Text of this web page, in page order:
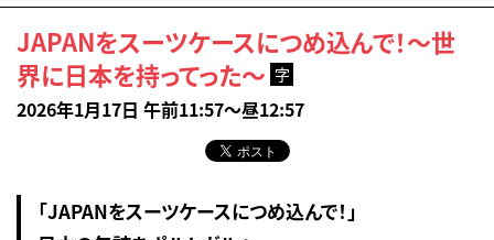
JAPANをスーツケースにつめ込んで！～世
界に日本を持ってった～ 字
2026年1月17日 午前11:57～昼12:57
「JAPANをスーツケースにつめ込んで！」